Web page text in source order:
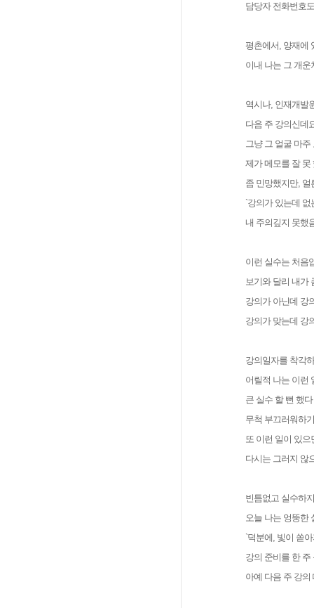
담당자 전화번호
평촌에서, 양재에
이내 나는 그 개
역시나, 인재개발
다음 주 강의신데
그냥 그 얼굴 마주
제가 메모를 잘 못
좀 민망했지만,
`강의가 있는데
내 주의깊지 못했
이런 실수는 처음
보기와 달리 내가
강의가 아닌데 강
강의가 맞는데 강
강의일자를 착각
어릴적 나는 이런
큰 실수 할 뻔 했
무척 부끄러워하
또 이런 일이 있
다시는 그러지 않
빈틈없고 실수하
오늘 나는 엉뚱한
`덕분에, 빛이 쏟
강의 준비를 한 주
아예 다음 주 강